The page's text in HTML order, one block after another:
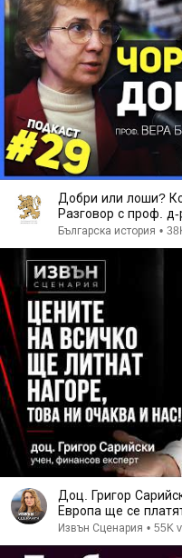
Добри или лоши?
Разговор с проф.
Българска история •
Доц. Григор
Европа ще се
Извън Сценария • 55K